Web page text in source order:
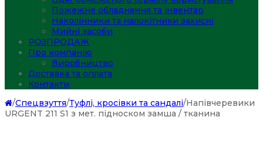
Пожежне обладнання та інвентар
Наколінники та налокітники захисні
Мийні засоби
РОЗПРОДАЖ
Про компанію
Виробництво
Доставка та оплата
Контакти
/Спецвзуття/Туфлі, кросівки та сандалі/Напівчеревики
URGENT 211 S1 з мет. підноском замша / тканина